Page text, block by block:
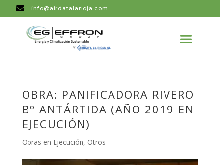
 info@airdatalarioja.com
OBRA: PANIFICADORA RIVERO
Bº ANTÁRTIDA (AÑO 2019 EN
EJECUCIÓN)
Obras en Ejecución, Otros